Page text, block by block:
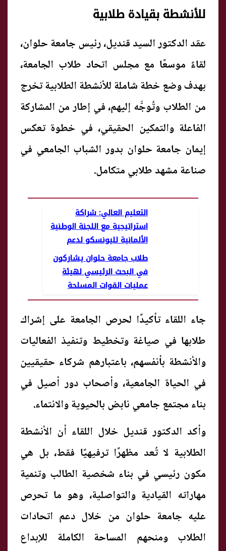
للأنشطة بقيادة طلابية
عقد الدكتور السيد قنديل، رئيس جامعة حلوان،
لقاءً موسعًا مع مجلس اتحاد طلاب الجامعة،
بهدف وضع خطة شاملة للأنشطة الطلابية تخرج
من الطلاب وتُوجَّه إليهم، في إطار من المشاركة
الفاعلة والتمكين الحقيقي، في خطوة تعكس
إيمان جامعة حلوان بدور الشباب الجامعي في
صناعة مشهد طلابي متكامل.
التعليم العالي: شراكة
استراتيجية مع اللجنة الوطنية
الألمانية لليونسكو لدعم
التعليم المستدام
طلاب جامعة حلوان يشاركون
في البحث الرئيسي لهيئة
عمليات القوات المسلحة
جاء اللقاء تأكيدًا لحرص الجامعة على إشراك
طلابها في صياغة وتخطيط وتنفيذ الفعاليات
والأنشطة بأنفسهم، باعتبارهم شركاء حقيقيين
في الحياة الجامعية، وأصحاب دور أصيل في
بناء مجتمع جامعي نابض بالحيوية والانتماء.
وأكد الدكتور قنديل خلال اللقاء أن الأنشطة
الطلابية لا تُعد مظهرًا ترفيهيًا فقط، بل هي
مكون رئيسي في بناء شخصية الطالب وتنمية
مهاراته القيادية والتواصلية، وهو ما تحرص
عليه جامعة حلوان من خلال دعم اتحادات
الطلاب ومنحهم المساحة الكاملة للإبداع